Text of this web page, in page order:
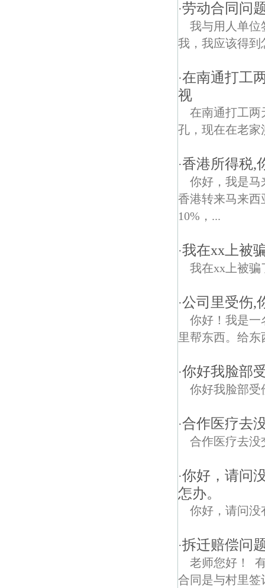
·劳动合同问
我与用人单位
我，我应该得到
·在南通打工
视
在南通打工两
孔，现在在老家
·香港所得税,
你好，我是马
香港转来马来
10%，...
·我在xx上被
我在xx上被骗
·公司里受伤,
你好！我是一
里帮东西。给
·你好我脸部
你好我脸部受
·合作医疗去
合作医疗去没
·你好，请问
怎办。
你好，请问没
·拆迁赔偿问
老师您好！
合同是与村里签